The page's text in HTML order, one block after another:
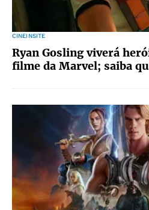
CINEINSITE
Ryan Gosling viverá
filme da Marvel; saiba